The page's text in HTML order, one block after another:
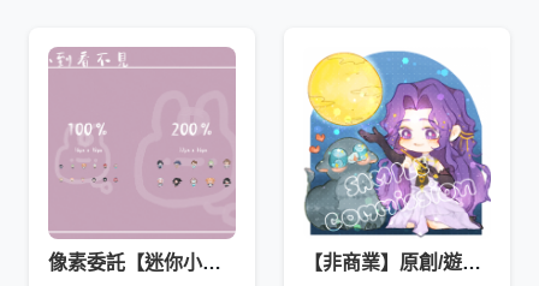
像素委託【迷你小小人】 【非商業】原創/遊戲角色ICON